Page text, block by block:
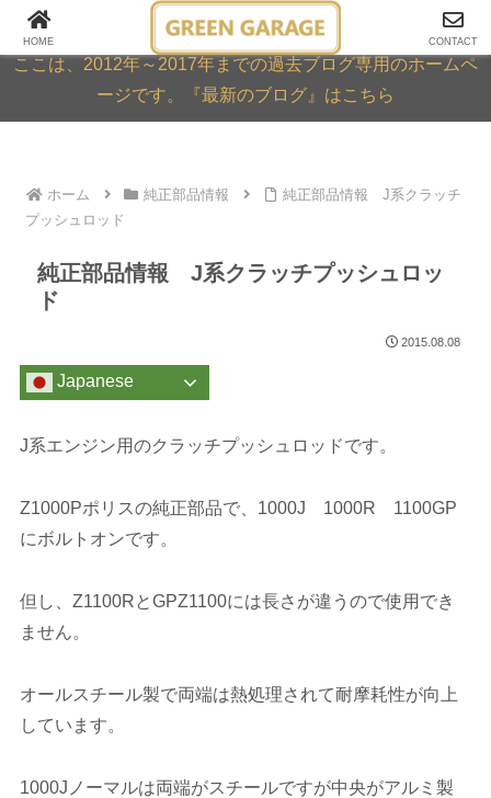
GREEN GARAGE ARCHIVE
ここは、2012年～2017年までの過去ブログ専用のホームペ
ージです。『最新のブログ』はこちら
ホーム 純正部品情報
純正部品情報 J系クラッチ
プッシュロッド
純正部品情報 J系クラッチプッシュロッ
ド
2015.08.08
Japanese
J系エンジン用のクラッチプッシュロッドです。
Z1000Pポリスの純正部品で、1000J 1000R 1100GP
にボルトオンです。
但し、Z1100RとGPZ1100には長さが違うので使用でき
ません。
オールスチール製で両端は熱処理されて耐摩耗性が向上
しています。
1000Jノーマルは両端がスチールですが中央がアルミ製
HOME CONTACT